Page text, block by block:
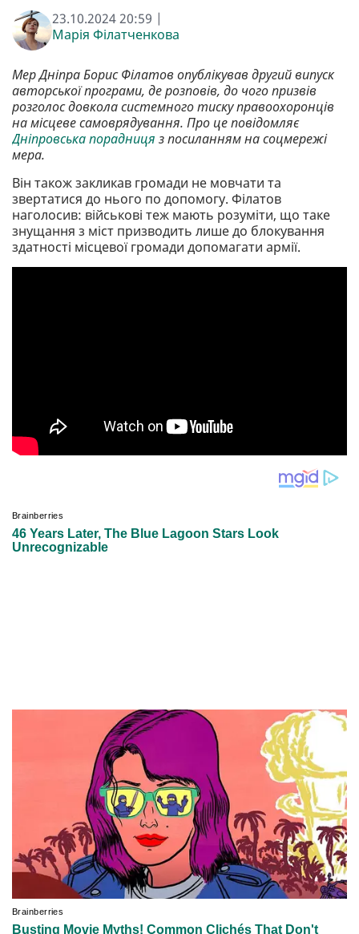
23.10.2024 20:59 |
Марія Філатченкова
Мер Дніпра Борис Філатов опублікував другий випуск
авторської програми, де розповів, до чого призвів
розголос довкола системного тиску правоохоронців
на місцеве самоврядування. Про це повідомляє
Дніпровська порадниця з посиланням на соцмережі
мера.
Він також закликав громади не мовчати та
звертатися до нього по допомогу. Філатов
наголосив: військові теж мають розуміти, що таке
знущання з міст призводить лише до блокування
здатності місцевої громади допомагати армії.